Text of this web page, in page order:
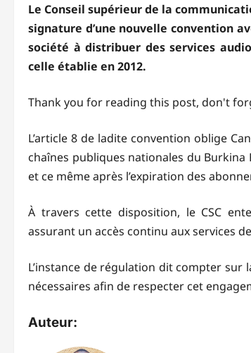
Le Conseil supérieur de la
signature d’une nouvelle convention
société à distribuer des services
celle établie en 2012.
Thank you for reading this post, don't
L’article 8 de ladite convention oblige
chaînes publiques nationales du Burkina
et ce même après l’expiration des
À travers cette disposition, le CSC
assurant un accès continu aux services
L’instance de régulation dit compter
nécessaires afin de respecter cet
Auteur: